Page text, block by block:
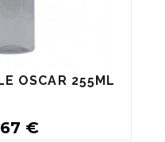
OSCAR 255ML
€